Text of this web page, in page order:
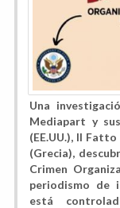
Una
Mediapart y
(EE.UU.), Il
(Grecia),
Crimen
periodismo de
está